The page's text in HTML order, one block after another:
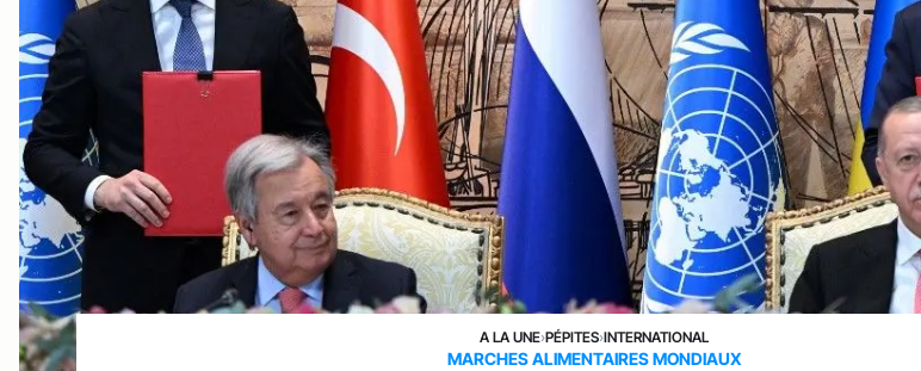
A LA UNE›PÉPITES›INTERNATIONAL
MARCHES ALIMENTAIRES MONDIAUX